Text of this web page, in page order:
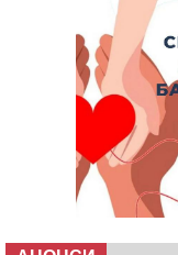
проживають
07 СЕРПНЯ 2026,
На
(ФОТО)
Черкаси
ліцею
На Уманщині
ділянок,